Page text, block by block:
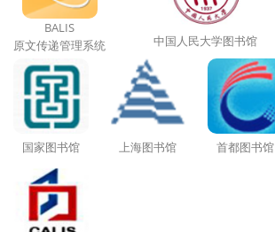
BALIS
原文传递管理系统
中国人民大学图书馆
国家图书馆 上海图书馆 首都图书馆